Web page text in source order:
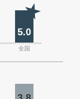
5.0
全国